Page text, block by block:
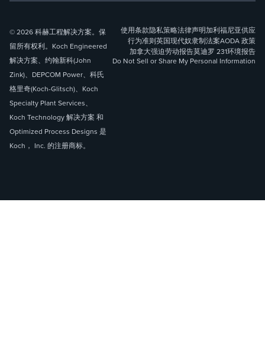
© 2026 科赫工程解决方案。保
留所有权利。Koch Engineered
解决方案、约翰新科(John
Zink)、DEPCOM Power、科氏
格里奇(Koch-Glitsch)、Koch
Specialty Plant Services、
Koch Technology 解决方案 和
Optimized Process Designs 是
Koch， Inc. 的注册商标。
使用条款隐私策略法律声明加利福尼亚供应
行为准则英国现代奴隶制法案AODA 政策
加拿大强迫劳动报告莫迪罗 231环境报告
Do Not Sell or Share My Personal Information